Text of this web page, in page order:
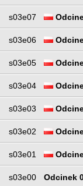
s03e07
s03e06
s03e05
s03e04
s03e03
s03e02
s03e01
s03e00 Odcinek